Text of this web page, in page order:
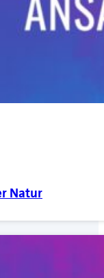
Natur